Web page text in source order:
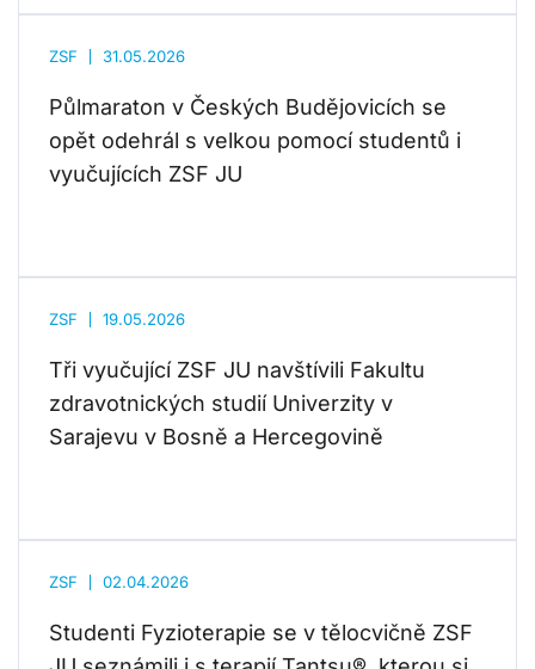
ZSF 31.05.2026
Půlmaraton v Českých Budějovicích se
opět odehrál s velkou pomocí studentů i
vyučujících ZSF JU
ZSF 19.05.2026
Tři vyučující ZSF JU navštívili Fakultu
zdravotnických studií Univerzity v
Sarajevu v Bosně a Hercegovině
ZSF 02.04.2026
Studenti Fyzioterapie se v tělocvičně ZSF